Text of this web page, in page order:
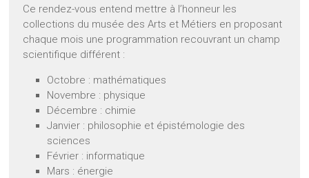
Ce rendez-vous entend mettre à l’honneur les
collections du musée des Arts et Métiers en proposant
chaque mois une programmation recouvrant un champ
scientifique différent :
Octobre : mathématiques
Novembre : physique
Décembre : chimie
Janvier : philosophie et épistémologie des
sciences
Février : informatique
Mars : énergie